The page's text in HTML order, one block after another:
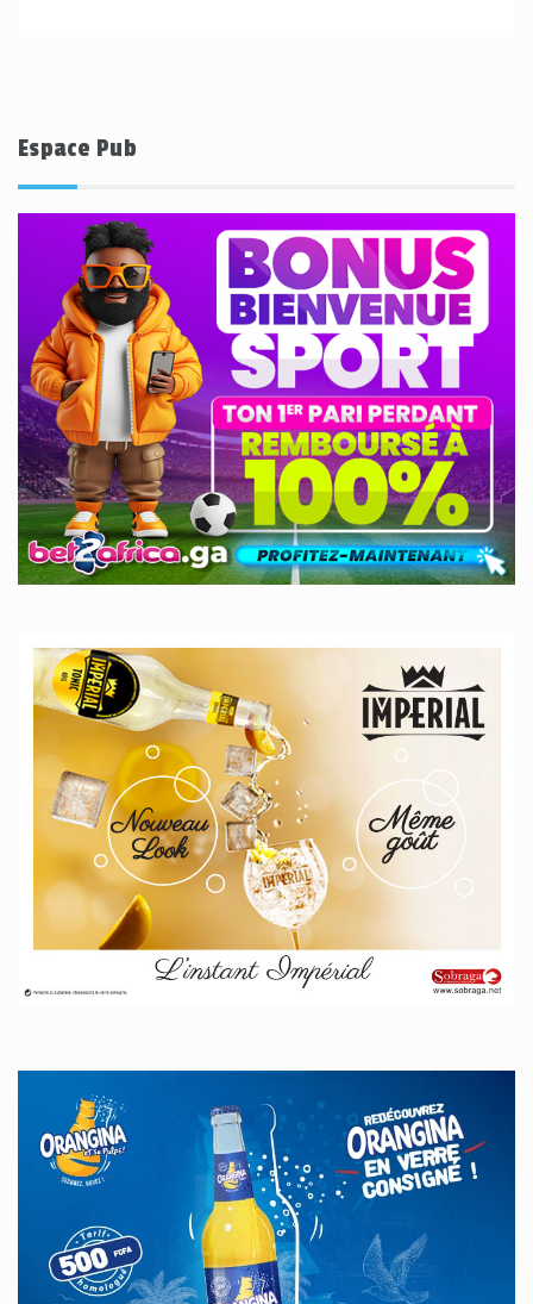
Espace Pub